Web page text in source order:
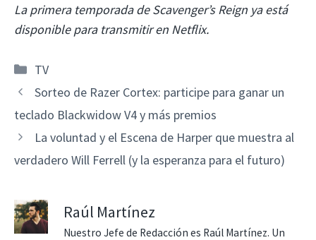
La primera temporada de Scavenger’s Reign ya está
disponible para transmitir en Netflix.
Categorías
TV
Sorteo de Razer Cortex: participe para ganar un
teclado Blackwidow V4 y más premios
La voluntad y el Escena de Harper que muestra al
verdadero Will Ferrell (y la esperanza para el futuro)
Raúl Martínez
Nuestro Jefe de Redacción es Raúl Martínez. Un